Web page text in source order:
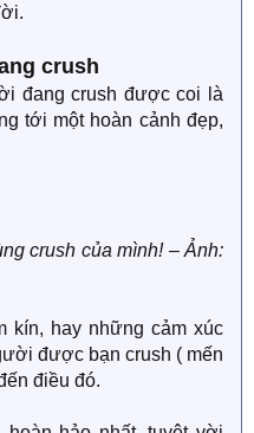
crush
đang crush được coi là
tới một hoàn cảnh đẹp,
crush của mình! – Ảnh:
kín, hay những cảm xúc
được bạn crush ( mến
điều đó.